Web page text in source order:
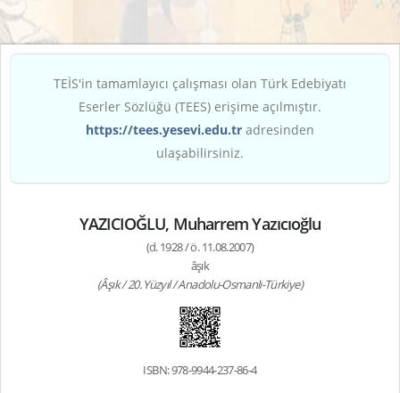
TEİS'in tamamlayıcı çalışması olan Türk Edebiyatı
Eserler Sözlüğü (TEES) erişime açılmıştır.
https://tees.yesevi.edu.tr adresinden
ulaşabilirsiniz.
YAZICIOĞLU, Muharrem Yazıcıoğlu
(d. 1928 / ö. 11.08.2007)
âşık
(Âşık / 20. Yüzyıl / Anadolu-Osmanlı-Türkiye)
ISBN: 978-9944-237-86-4